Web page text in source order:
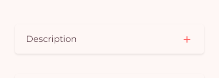
Description